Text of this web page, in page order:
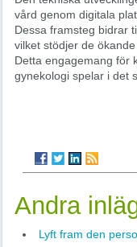
vård genom digitala
Dessa framsteg bidrar
vilket stödjer de
Detta engagemang för
gynekologi spelar i det
Andra
Lyft fram den